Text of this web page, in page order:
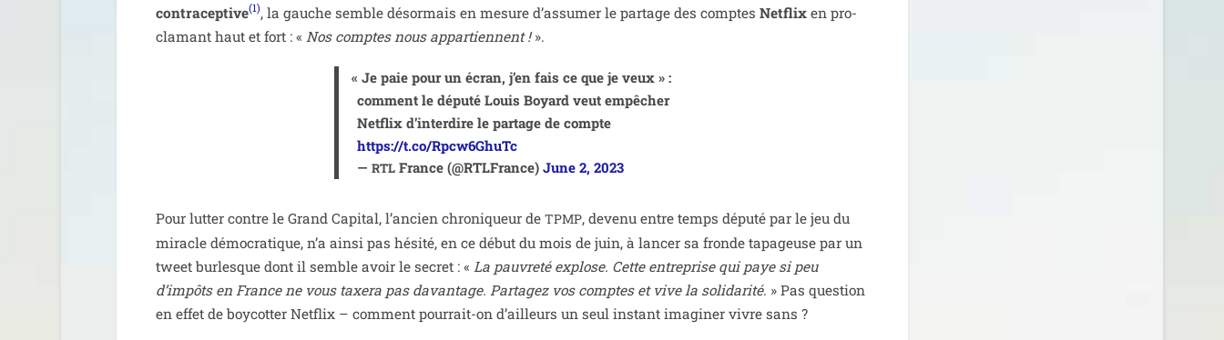
contra­cep­tive(1), la gauche semble désor­mais en mesure d’assumer le par­tage des comptesNetflix en pro­
cla­mant haut et fort : « Nos comptes nous appar­tiennent !».
« Je paie pour un écran, j’en fais ce que je veux » :
com­ment le dépu­té Louis Boyard veut empê­cher
Netflix d’in­ter­dire le par­tage de compte
https://t.co/Rpcw6GhuTc
— RTLFrance (@RTLFrance) June 2, 2023
Pour lut­ter contre le Grand Capital, l’ancien chro­ni­queur deTPMP, deve­nu entre temps dépu­té par le jeu du
miracle démo­cra­tique, n’a ain­si pas hési­té, en ce début du mois de juin, à lan­cer sa fronde tapa­geuse par un
tweet bur­lesque dont il semble avoir le secret : « La pau­vre­té explose. Cette entre­prise qui paye si peu
d’impôts en France ne vous taxe­ra pas davan­tage. Partagez vos comptes et vive la soli­da­ri­té. » Pas ques­tion
en effet de boy­cot­ter Netflix – com­ment pour­rait-on d’ailleurs un seul ins­tant ima­gi­ner vivre sans ?